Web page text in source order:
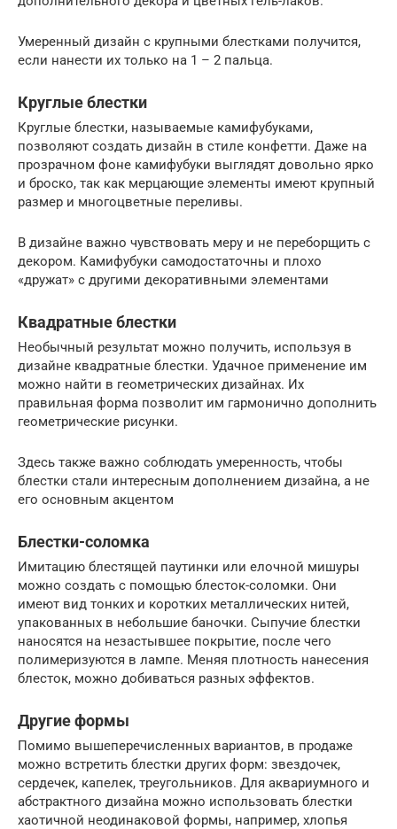
Умеренный дизайн с крупными блестками получится,
если нанести их только на 1 – 2 пальца.
Круглые блестки
Круглые блестки, называемые камифубуками,
позволяют создать дизайн в стиле конфетти. Даже на
прозрачном фоне камифубуки выглядят довольно ярко
и броско, так как мерцающие элементы имеют крупный
размер и многоцветные переливы.
В дизайне важно чувствовать меру и не переборщить с
декором. Камифубуки самодостаточны и плохо
«дружат» с другими декоративными элементами
Квадратные блестки
Необычный результат можно получить, используя в
дизайне квадратные блестки. Удачное применение им
можно найти в геометрических дизайнах. Их
правильная форма позволит им гармонично дополнить
геометрические рисунки.
Здесь также важно соблюдать умеренность, чтобы
блестки стали интересным дополнением дизайна, а не
его основным акцентом
Блестки-соломка
Имитацию блестящей паутинки или елочной мишуры
можно создать с помощью блесток-соломки. Они
имеют вид тонких и коротких металлических нитей,
упакованных в небольшие баночки. Сыпучие блестки
наносятся на незастывшее покрытие, после чего
полимеризуются в лампе. Меняя плотность нанесения
блесток, можно добиваться разных эффектов.
Другие формы
Помимо вышеперечисленных вариантов, в продаже
можно встретить блестки других форм: звездочек,
сердечек, капелек, треугольников. Для аквариумного и
абстрактного дизайна можно использовать блестки
хаотичной неодинаковой формы, например, хлопья